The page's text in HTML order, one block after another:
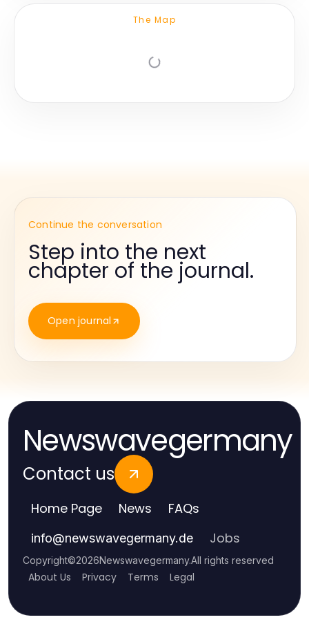
The Map
Continue the conversation
Step into the next
chapter of the journal.
Open journal
Newswavegermany
Contact us
Home Page News FAQs
info@newswavegermany.de Jobs
Copyright©2026Newswavegermany.All rights reserved
About Us Privacy Terms Legal